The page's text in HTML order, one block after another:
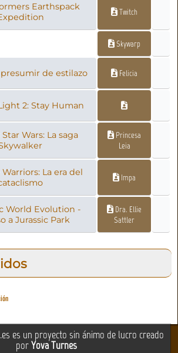
Earthspack
Twitch
Skywarp
de estilazo Felicia
2: Stay Human
Wars: La saga
Princesa
Leia
La era del
Impa
World Evolution -
a Jurassic Park
Dra. Ellie
Sattler
es un proyecto sin ánimo de lucro creado
porYova Turnes